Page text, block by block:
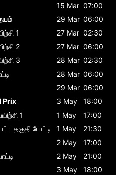
15 Mar 07:00
29 Mar 06:00
1 27 Mar 02:30
2 27 Mar 06:00
3 28 Mar 02:30
28 Mar 06:00
29 Mar 06:00
Prix
3 May
18:00
1 1 May
17:00
தகுதி போட்டி 1 May
21:30
2 May
17:00
2 May
21:00
3 May
18:00